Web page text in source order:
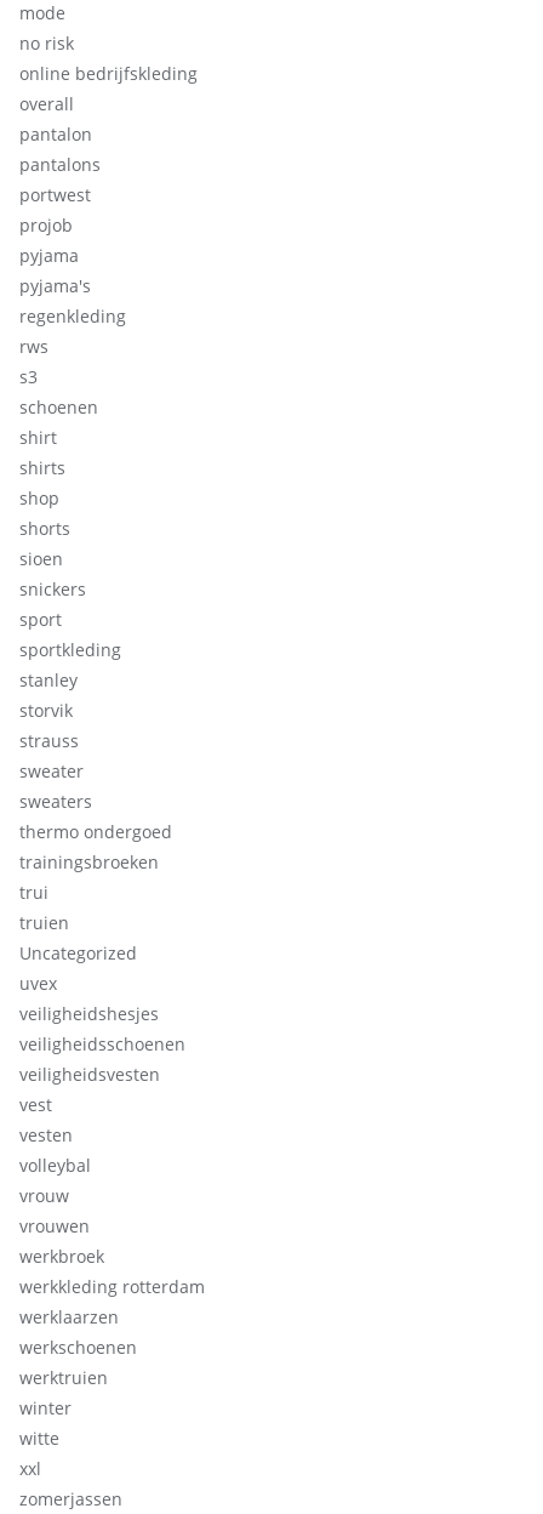
mode
no risk
online bedrijfskleding
overall
pantalon
pantalons
portwest
projob
pyjama
pyjama's
regenkleding
rws
s3
schoenen
shirt
shirts
shop
shorts
sioen
snickers
sport
sportkleding
stanley
storvik
strauss
sweater
sweaters
thermo ondergoed
trainingsbroeken
trui
truien
Uncategorized
uvex
veiligheidshesjes
veiligheidsschoenen
veiligheidsvesten
vest
vesten
volleybal
vrouw
vrouwen
werkbroek
werkkleding rotterdam
werklaarzen
werkschoenen
werktruien
winter
witte
xxl
zomerjassen